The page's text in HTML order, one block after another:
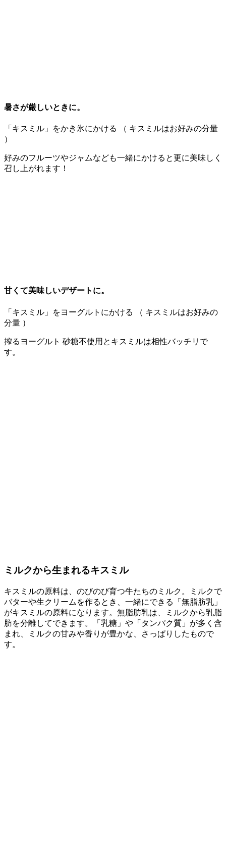
暑さが厳しいときに。
「キスミル」をかき氷にかける （ キスミルはお好みの分量
）
好みのフルーツやジャムなども一緒にかけると更に美味しく
召し上がれます！
甘くて美味しいデザートに。
「キスミル」をヨーグルトにかける （ キスミルはお好みの
分量 ）
搾るヨーグルト 砂糖不使用とキスミルは相性バッチリで
す。
ミルクから生まれるキスミル
キスミルの原料は、のびのび育つ牛たちのミルク。ミルクで
バターや生クリームを作るとき、一緒にできる「無脂肪乳」
がキスミルの原料になります。無脂肪乳は、ミルクから乳脂
肪を分離してできます。「乳糖」や「タンパク質」が多く含
まれ、ミルクの甘みや香りが豊かな、さっぱりしたもので
す。